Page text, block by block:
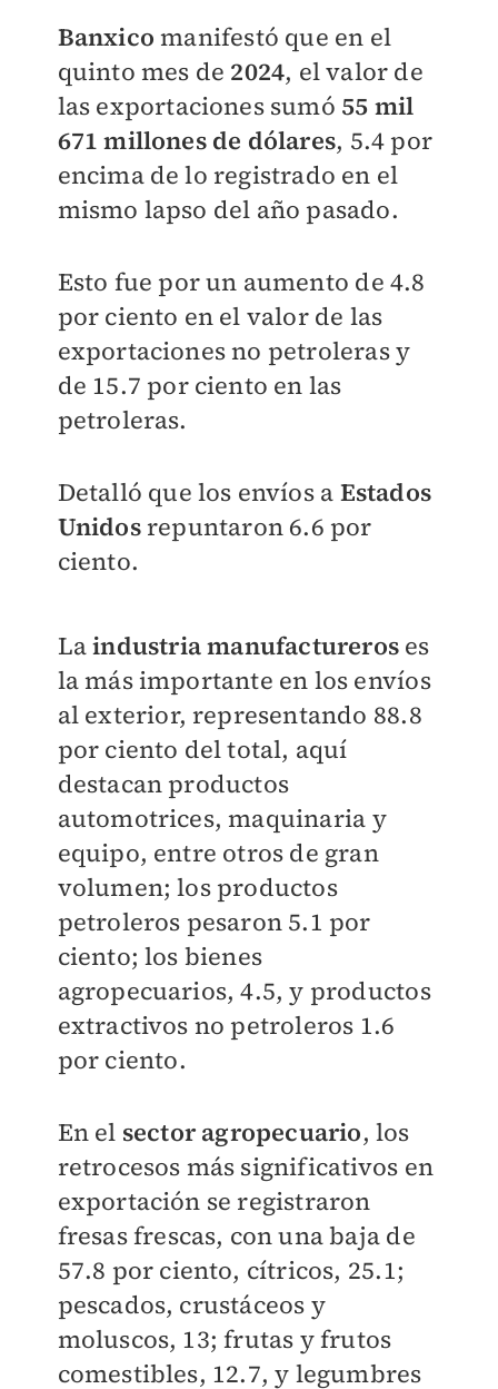
Banxicomanifestó que en el
quinto mes de 2024, el valor de
las exportaciones sumó 55 mil
671 millones de dólares, 5.4 por
encima de lo registrado en el
mismo lapso del año pasado.
Esto fue por un aumento de 4.8
por ciento en el valor de las
exportaciones no petroleras y
de 15.7 por ciento en las
petroleras.
Detalló que los envíos a Estados
Unidosrepuntaron 6.6 por
ciento.
Laindustria manufactureros es
la más importante en los envíos
al exterior, representando 88.8
por ciento del total, aquí
destacan productos
automotrices, maquinaria y
equipo, entre otros de gran
volumen; los productos
petroleros pesaron 5.1 por
ciento; los bienes
agropecuarios, 4.5, y productos
extractivos no petroleros 1.6
por ciento.
En el sector agropecuario, los
retrocesos más significativos en
exportación se registraron
fresas frescas, con una baja de
57.8 por ciento, cítricos, 25.1;
pescados, crustáceos y
moluscos, 13; frutas y frutos
comestibles, 12.7, y legumbres